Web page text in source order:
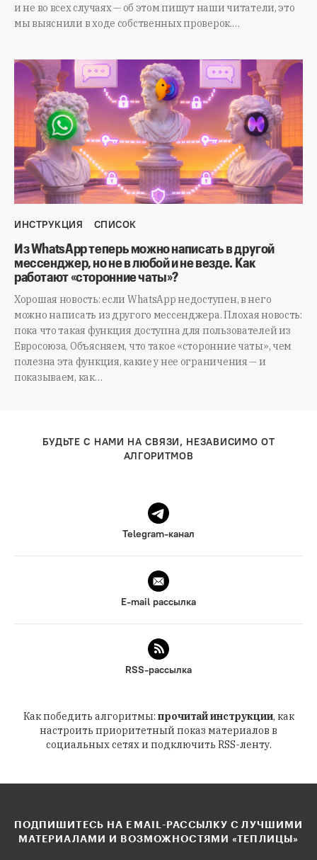
и не во всех случаях — об этом пишут наши читатели, это
мы выяснили в ходе собственных проверок.…
ИНСТРУКЦИЯ СПИСОК
Из WhatsApp теперь можно написать в другой
мессенджер, но не в любой и не везде. Как
работают «сторонние чаты»?
Хорошая новость: если WhatsApp недоступен, в него
можно написать из другого мессенджера. Плохая новость:
пока что такая функция доступна для пользователей из
Евросоюза. Объясняем, что такое «сторонние чаты», чем
полезна эта функция, какие у нее ограничения — и
показываем, как…
БУДЬТЕ С НАМИ НА СВЯЗИ, НЕЗАВИСИМО ОТ
АЛГОРИТМОВ
Telegram-канал
E-mail рассылка
RSS-рассылка
Как победить алгоритмы: прочитай инструкции, как
настроить приоритетный показ материалов в
социальных сетях и подключить RSS-ленту.
ПОДПИШИТЕСЬ НА EMAIL-РАССЫЛКУ С ЛУЧШИМИ
МАТЕРИАЛАМИ И ВОЗМОЖНОСТЯМИ «ТЕПЛИЦЫ»